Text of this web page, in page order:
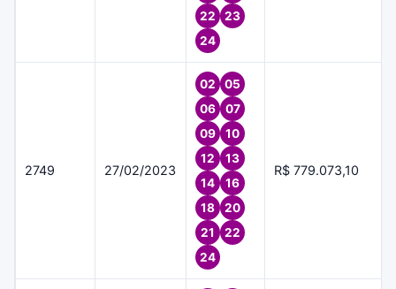
22
23
24
2749 27/02/2023
02
05
06
07
09
10
12
13
14
16
18
20
21
22
24
R$ 779.073,10